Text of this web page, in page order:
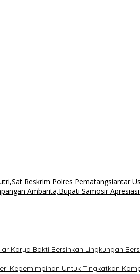
Reskrim Polres Pematangsiantar
Ambarita,Bupati Samosir
Karya Bakti Bersihkan Lingkungan
Kepemimpinan Untuk Tingkatkan